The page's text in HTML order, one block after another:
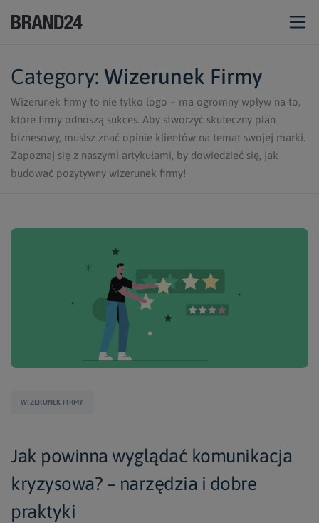
Category: Wizerunek Firmy
Wizerunek firmy to nie tylko logo – ma ogromny wpływ na to,
które firmy odnoszą sukces. Aby stworzyć skuteczny plan
biznesowy, musisz znać opinie klientów na temat swojej marki.
Zapoznaj się z naszymi artykułami, by dowiedzieć się, jak
budować pozytywny wizerunek firmy!
WIZERUNEK FIRMY
Jak powinna wyglądać komunikacja
kryzysowa? – narzędzia i dobre
praktyki